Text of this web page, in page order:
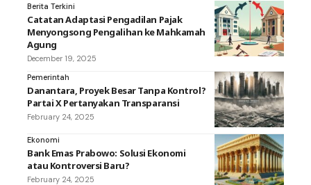
Berita Terkini
Catatan Adaptasi Pengadilan Pajak
Menyongsong Pengalihan ke Mahkamah
Agung
December 19, 2025
Pemerintah
Danantara, Proyek Besar Tanpa Kontrol?
Partai X Pertanyakan Transparansi
February 24, 2025
Ekonomi
Bank Emas Prabowo: Solusi Ekonomi
atau Kontroversi Baru?
February 24, 2025